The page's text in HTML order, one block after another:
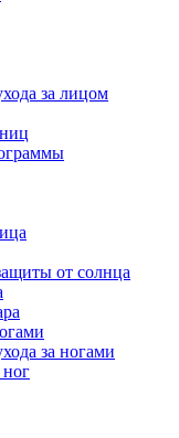
за лицом
от солнца
за ногами
ног